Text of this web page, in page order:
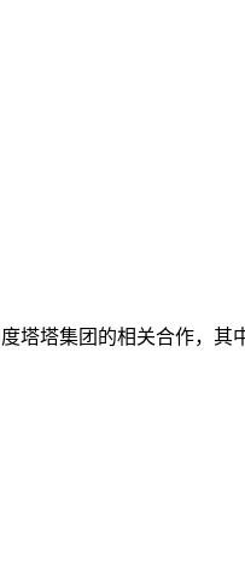
塔塔集团的相关合作，其